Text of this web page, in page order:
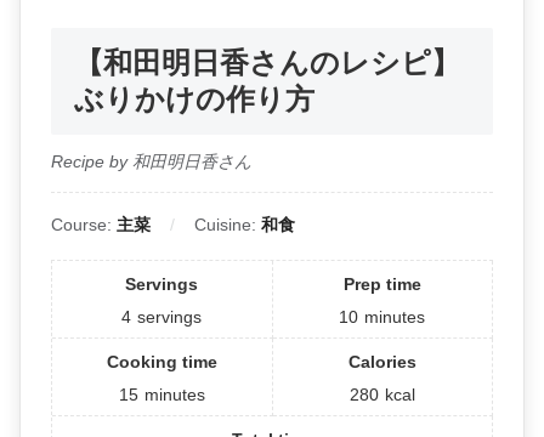
【和田明日香さんのレシピ】
ぶりかけの作り方
Recipe by 和田明日香さん
Course: 主菜 Cuisine: 和食
Servings
4 servings
Prep time
10 minutes
Cooking time
15 minutes
Calories
280 kcal